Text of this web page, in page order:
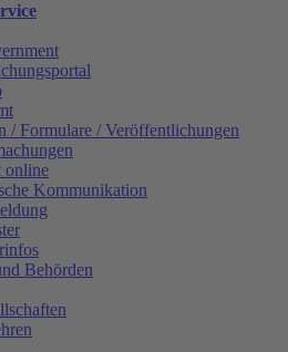
/ Formulare / Veröffentlichungen
online
Kommunikation
Behörden